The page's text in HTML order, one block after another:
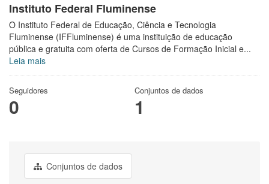
Instituto Federal Fluminense
O Instituto Federal de Educação, Ciência e Tecnologia
Fluminense (IFFluminense) é uma instituição de educação
pública e gratuita com oferta de Cursos de Formação Inicial e...
Leia mais
Seguidores
0
Conjuntos de dados
1
Conjuntos de dados